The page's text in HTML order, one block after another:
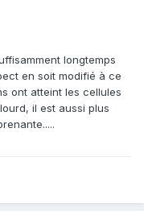
longtemps
en soit modifié à ce
ont atteint les cellules
il est aussi plus